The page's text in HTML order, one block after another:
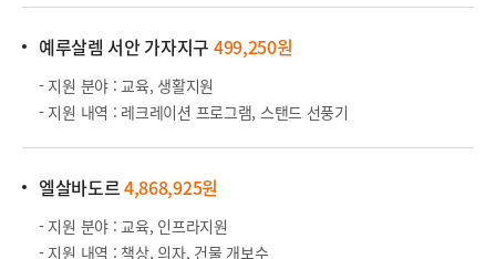
예루살렘 서안 가자지구 499,250원
- 지원 분야 : 교육, 생활지원
- 지원 내역 : 레크레이션 프로그램, 스탠드 선풍기
엘살바도르4,868,925원
- 지원 분야 : 교육, 인프라지원
- 지원 내역 : 책상, 의자, 건물 개보수